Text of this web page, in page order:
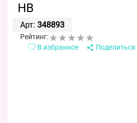
HB
Арт: 348893
Рейтинг:
В избранное
Поделиться